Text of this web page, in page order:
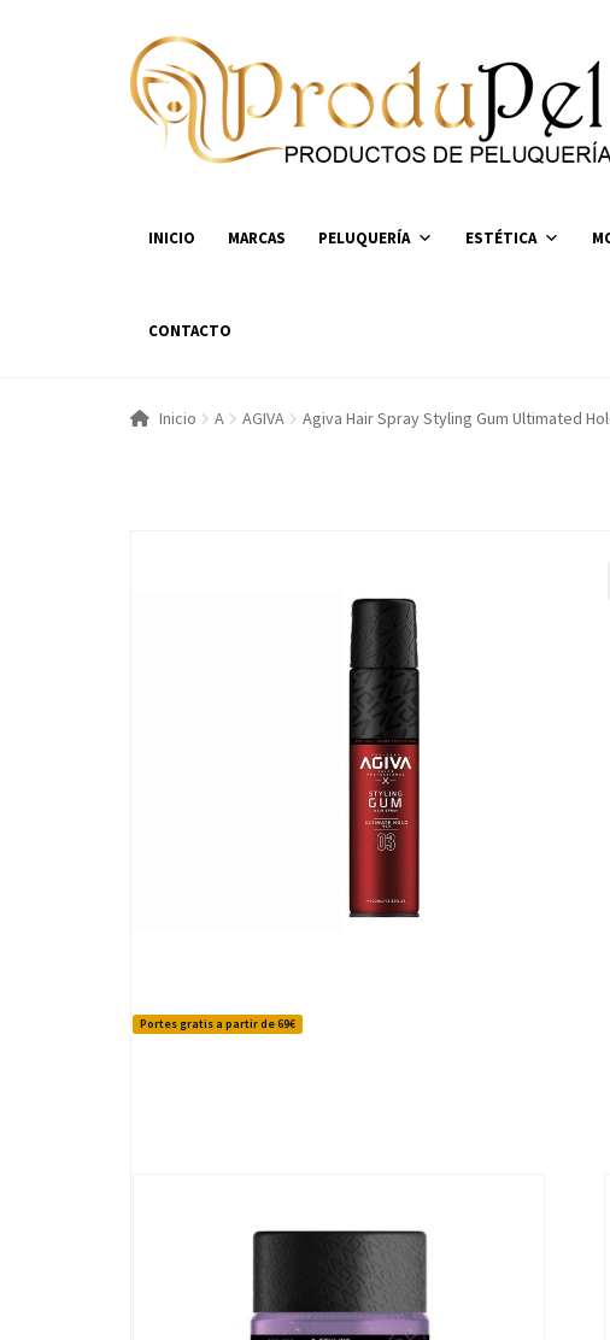
Ir
a
la
navegación
Ir
al
contenido
INICIO MARCAS PELUQUERÍA ESTÉTICA
CONTACTO
Inicio A AGIVA Agiva Hair Spray Styling Gum Ultimated
Portes gratis a partir de 69€